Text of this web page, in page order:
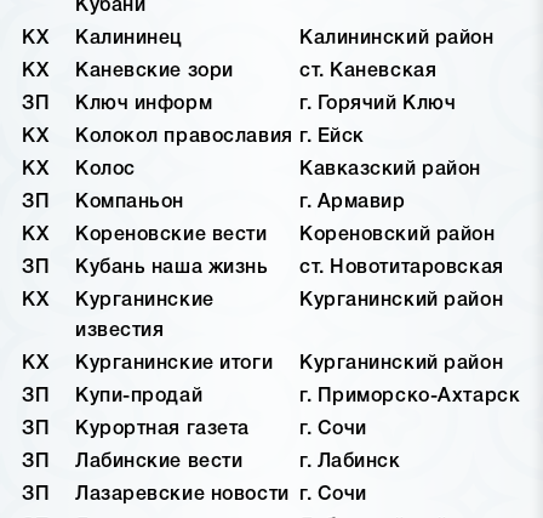
Кубани
КХ
Калининец
Калининский район
КХ
Каневские зори
ст. Каневская
ЗП
Ключ информ
г. Горячий Ключ
КХ
Колокол православия
г. Ейск
КХ
Колос
Кавказский район
ЗП
Компаньон
г. Армавир
КХ
Кореновские вести
Кореновский район
ЗП
Кубань наша жизнь
ст. Новотитаровская
КХ
Курганинские
известия
Курганинский район
КХ Курганинские итоги
Курганинский район
ЗП
Купи-продай
г. Приморско-Ахтарск
ЗП
Курортная газета
г. Сочи
ЗП
Лабинские вести
г. Лабинск
ЗП
Лазаревские новости
г. Сочи